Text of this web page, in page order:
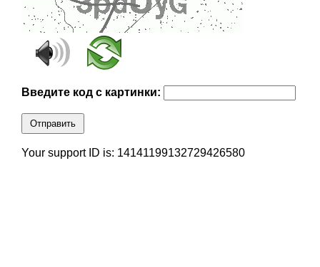
Введите код с картинки:
Отправить
Your support ID is: 14141199132729426580